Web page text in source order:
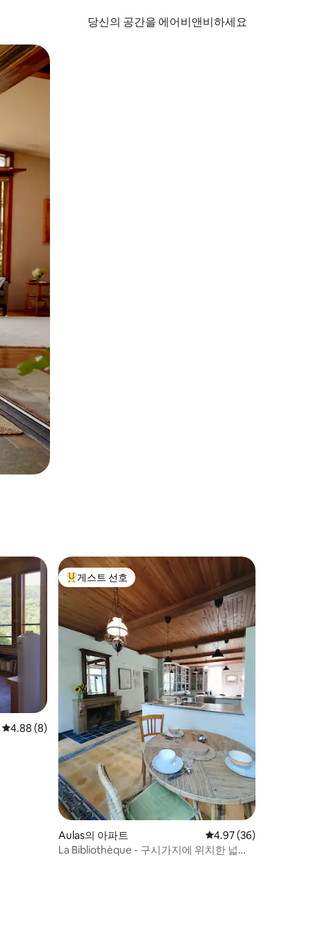
당신의 공간을 에어비앤비하세요
평점 4.88점(5점 만점), 후기 8개
4.88 (8)
상위 게스트 선호
게스트 선호
Aulas의 아파트 평점 4.97점(5점 만점),
4.97 (36)
La Bibliothèque - 구시가지에 위치한 넓은